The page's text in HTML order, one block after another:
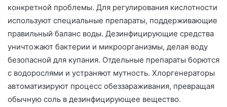
конкретной проблемы. Для регулирования кислотности
используют специальные препараты, поддерживающие
правильный баланс воды. Дезинфицирующие средства
уничтожают бактерии и микроорганизмы, делая воду
безопасной для купания. Отдельные препараты борются
с водорослями и устраняют мутность. Хлоргенераторы
автоматизируют процесс обеззараживания, превращая
обычную соль в дезинфицирующее вещество.